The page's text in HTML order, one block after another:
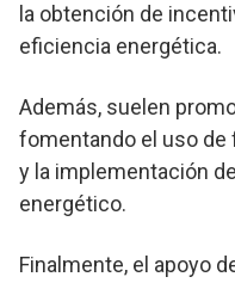
la obtención de
eficiencia energética.
Además, suelen
fomentando el uso de
y la implementación
energético.
Finalmente, el apoyo